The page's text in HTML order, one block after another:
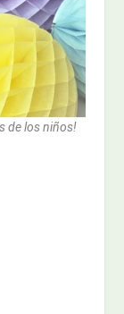
de los niños!